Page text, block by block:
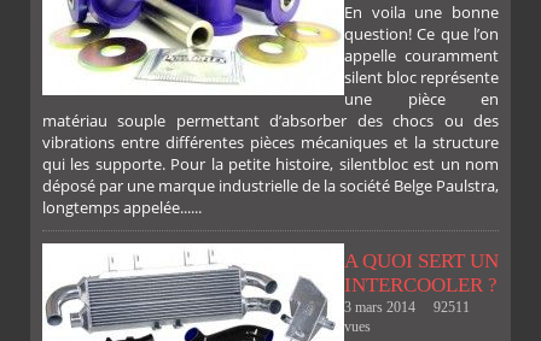
FACEBOOKTWITTERGOOGLEPINTEREST
PLUS
En voila une bonne
question! Ce que l’on
appelle couramment
silent bloc représente
une pièce en
matériau souple permettant d’absorber des chocs ou des
vibrations entre différentes pièces mécaniques et la structure
qui les supporte. Pour la petite histoire, silentbloc est un nom
déposé par une marque industrielle de la société Belge Paulstra,
longtemps appelée......
A QUOI SERT UN
INTERCOOLER ?
3 mars 2014
92511
vues